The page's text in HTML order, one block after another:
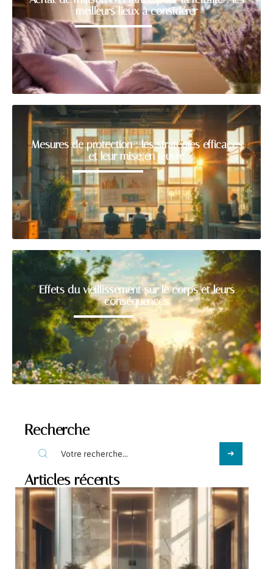
meilleurs lieux à considérer
Mesures de protection : les stratégies efficaces
et leur mise en œuvre
Effets du vieillissement sur le corps et leurs
conséquences
Recherche
Articles récents